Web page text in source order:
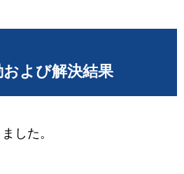
よび解決結果
した。